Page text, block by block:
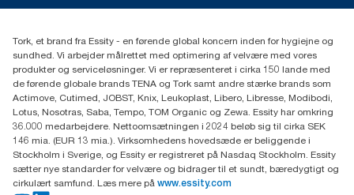
Smiley-rapport
(+45) 48 16 82 44
Professional Hygiene
Gydevang 33
DK-3450 Allerød
Tork, et brand fra Essity - en førende global koncern inden for hygiejne og
sundhed. Vi arbejder målrettet med optimering af velvære med vores
produkter og serviceløsninger. Vi er repræsenteret i cirka 150 lande med
de førende globale brands TENA og Tork samt andre stærke brands som
Actimove, Cutimed, JOBST, Knix, Leukoplast, Libero, Libresse, Modibodi,
Lotus, Nosotras, Saba, Tempo, TOM Organic og Zewa. Essity har omkring
36.000 medarbejdere. Nettoomsætningen i 2024 beløb sig til cirka SEK
146 mia. (EUR 13 mia.). Virksomhedens hovedsæde er beliggende i
Stockholm i Sverige, og Essity er registreret på Nasdaq Stockholm. Essity
sætter nye standarder for velvære og bidrager til et sundt, bæredygtigt og
cirkulært samfund. Læs mere på www.essity.com